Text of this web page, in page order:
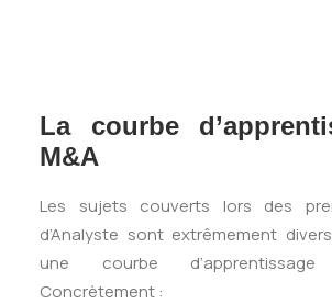
La courbe
M&A
Les sujets couverts lors des
d’Analyste sont extrêmement
une courbe
Concrètement :